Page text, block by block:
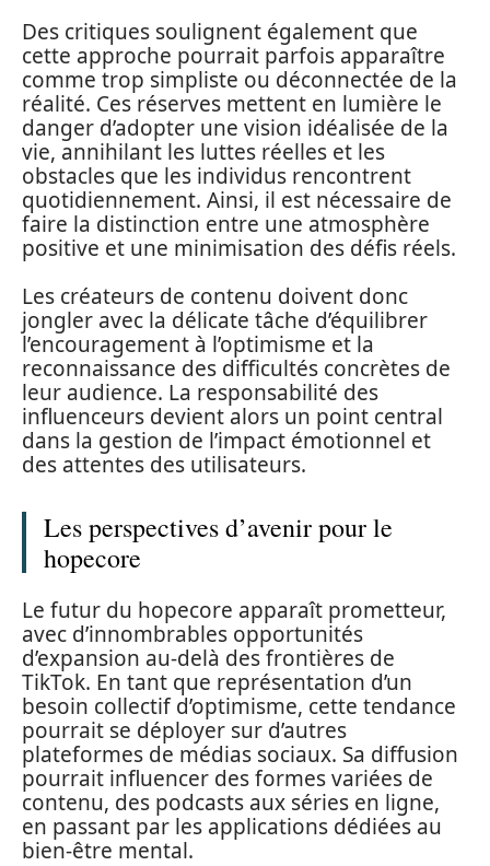
Des critiques soulignent également que
cette approche pourrait parfois apparaître
comme trop simpliste ou déconnectée de la
réalité. Ces réserves mettent en lumière le
danger d’adopter une vision idéalisée de la
vie, annihilant les luttes réelles et les
obstacles que les individus rencontrent
quotidiennement. Ainsi, il est nécessaire de
faire la distinction entre une atmosphère
positive et une minimisation des défis réels.
Les créateurs de contenu doivent donc
jongler avec la délicate tâche d’équilibrer
l’encouragement à l’optimisme et la
reconnaissance des difficultés concrètes de
leur audience. La responsabilité des
influenceurs devient alors un point central
dans la gestion de l’impact émotionnel et
des attentes des utilisateurs.
Les perspectives d’avenir pour le
hopecore
Le futur du hopecore apparaît prometteur,
avec d’innombrables opportunités
d’expansion au-delà des frontières de
TikTok. En tant que représentation d’un
besoin collectif d’optimisme, cette tendance
pourrait se déployer sur d’autres
plateformes de médias sociaux. Sa diffusion
pourrait influencer des formes variées de
contenu, des podcasts aux séries en ligne,
en passant par les applications dédiées au
bien-être mental.